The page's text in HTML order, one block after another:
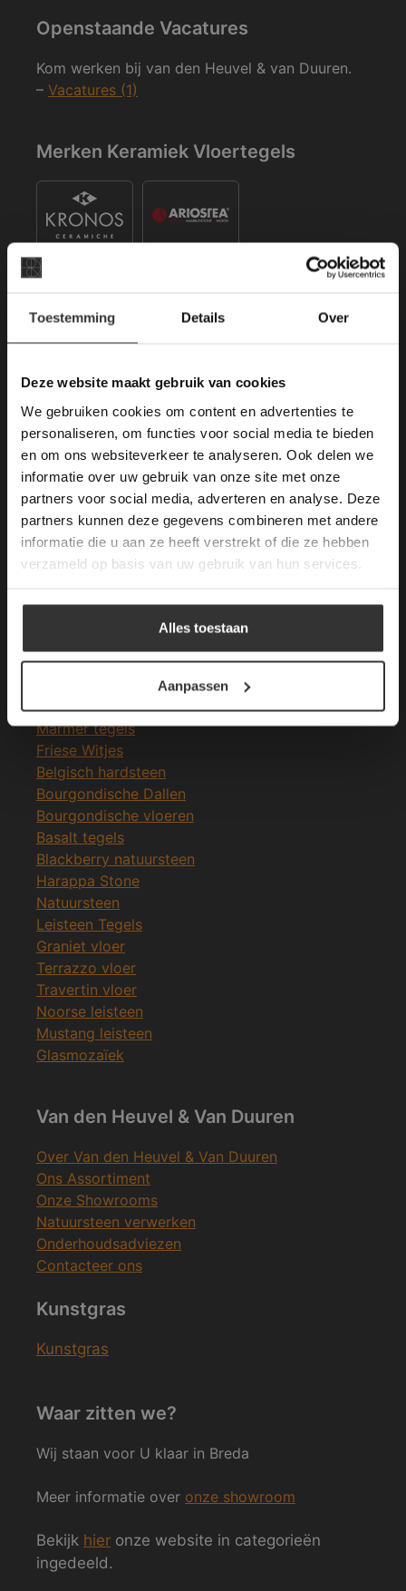
Toestemming Details Over
Deze website maakt gebruik van cookies
We gebruiken cookies om content en advertenties te
personaliseren, om functies voor social media te bieden
en om ons websiteverkeer te analyseren. Ook delen we
informatie over uw gebruik van onze site met onze
partners voor social media, adverteren en analyse. Deze
partners kunnen deze gegevens combineren met andere
informatie die u aan ze heeft verstrekt of die ze hebben
verzameld op basis van uw gebruik van hun services.
Alles toestaan
Aanpassen
Openstaande Vacatures
Kom werken bij van den Heuvel & van Duuren.
– Vacatures (1)
Merken Keramiek Vloertegels
Merken Keramiek Terrastegels
Merken Glasmozaïek
Natuursteen vloeren
Terrastegels
Leisteen terrastegels
Marmer vloer
Marmer tegels
Friese Witjes
Belgisch hardsteen
Bourgondische Dallen
Bourgondische vloeren
Basalt tegels
Blackberry natuursteen
Harappa Stone
Natuursteen
Leisteen Tegels
Graniet vloer
Terrazzo vloer
Travertin vloer
Noorse leisteen
Mustang leisteen
Glasmozaïek
Van den Heuvel & Van Duuren
Over Van den Heuvel & Van Duuren
Ons Assortiment
Onze Showrooms
Natuursteen verwerken
Onderhoudsadviezen
Contacteer ons
Kunstgras
Kunstgras
Waar zitten we?
Wij staan voor U klaar in Breda
Meer informatie over onze showroom
Bekijk hier onze website in categorieën
ingedeeld.
Deze website maakt
gebruik van cookies.
This Cookie Banner was deleted and is no
longer working. Please contact the website
administrator.
Deze website gebruikt cookies om de
gebruikerservaring te verbeteren. Door
gebruik te maken van onze website geeft u
toestemming voor alle cookies in
overeenstemming met ons cookiebeleid.Lees
verder
ALLES ACCEPTEREN
ALLES AFWIJZEN
DETAILS WEERGEVEN